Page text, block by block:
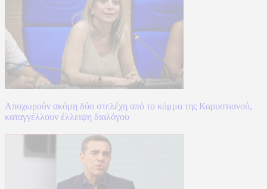
Αποχωρούν ακόμη δύο στελέχη από το κόμμα της Καρυστιανού,
καταγγέλλουν έλλειψη διαλόγου